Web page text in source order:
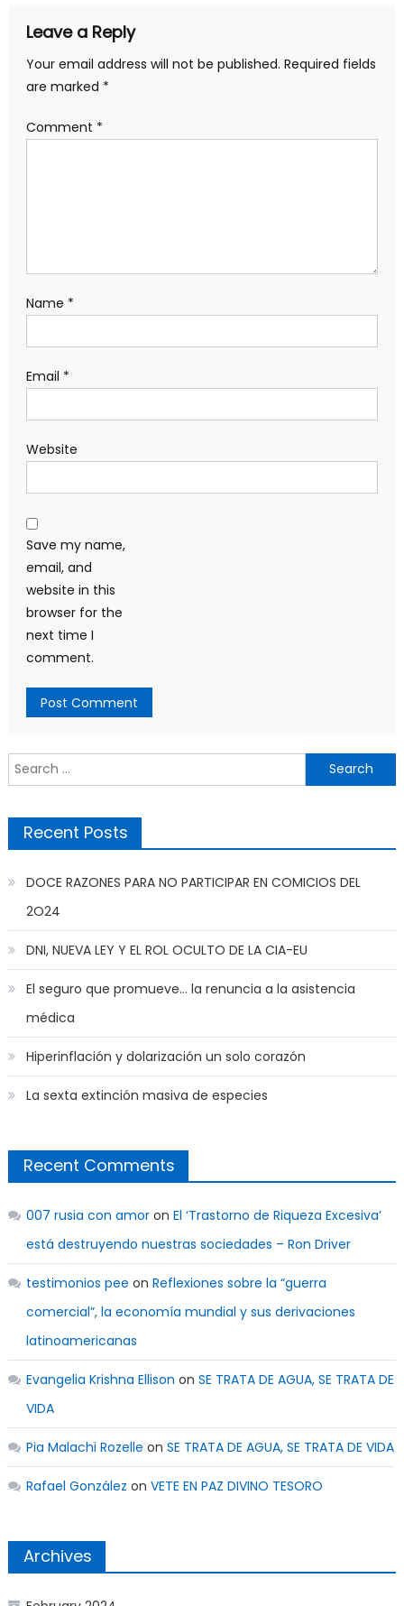
Leave a Reply
Your email address will not be published. Required fields
are marked *
Comment *
Name *
Email *
Website
Save my name,
email, and
website in this
browser for the
next time I
comment.
Search
for:
Recent Posts
DOCE RAZONES PARA NO PARTICIPAR EN COMICIOS DEL
2O24
DNI, NUEVA LEY Y EL ROL OCULTO DE LA CIA-EU
El seguro que promueve… la renuncia a la asistencia
médica
Hiperinflación y dolarización un solo corazón
La sexta extinción masiva de especies
Recent Comments
007 rusia con amoron El ‘Trastorno de Riqueza Excesiva’
está destruyendo nuestras sociedades – Ron Driver
testimonios pee on Reflexiones sobre la “guerra
comercial”, la economía mundial y sus derivaciones
latinoamericanas
Evangelia Krishna Ellison on SE TRATA DE AGUA, SE TRATA DE
VIDA
Pia Malachi Rozelle on SE TRATA DE AGUA, SE TRATA DE VIDA
Rafael González on VETE EN PAZ DIVINO TESORO
Archives